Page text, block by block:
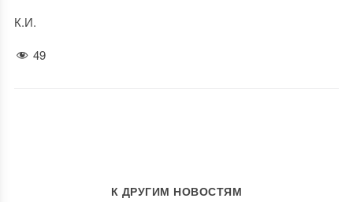
К.И.
49
К ДРУГИМ НОВОСТЯМ